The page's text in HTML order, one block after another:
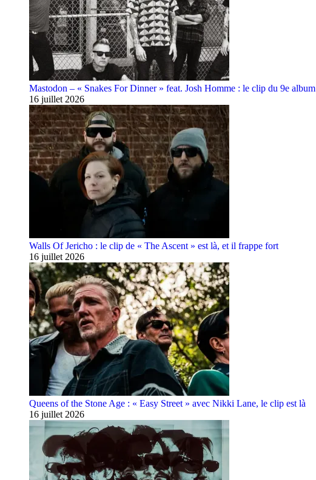
Mastodon – « Snakes For Dinner » feat. Josh Homme : le clip du 9e album
16 juillet 2026
Walls Of Jericho : le clip de « The Ascent » est là, et il frappe fort
16 juillet 2026
Queens of the Stone Age : « Easy Street » avec Nikki Lane, le clip est là
16 juillet 2026